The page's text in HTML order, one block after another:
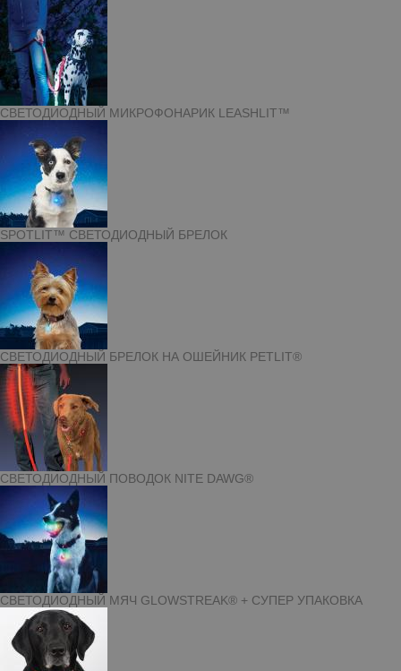
СВЕТОДИОДНЫЙ МИКРОФОНАРИК LEASHLIT™
SPOTLIT™ СВЕТОДИОДНЫЙ БРЕЛОК
СВЕТОДИОДНЫЙ БРЕЛОК НА ОШЕЙНИК PETLIT®
СВЕТОДИОДНЫЙ ПОВОДОК NITE DAWG®
СВЕТОДИОДНЫЙ МЯЧ GLOWSTREAK® + СУПЕР УПАКОВКА